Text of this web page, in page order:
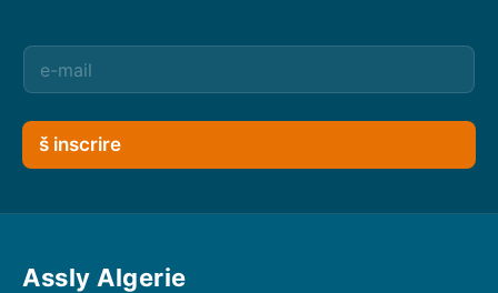
š inscrire
Assly Algerie